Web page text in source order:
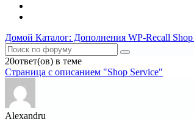
Домой Каталог: Дополнения WP-Recall
20ответ(ов) в теме
Страница c описанием "Shop Service"
Alexandru